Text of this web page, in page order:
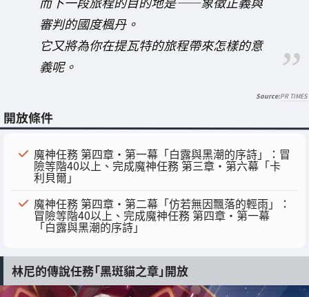
審判的國度楓丹。
它又將為你在提瓦特的旅程帶來怎樣的意
義呢。
PR TIMES
開放條件
魔神任務 第四章・第一幕「白露與黑潮的序詩」：冒
險等階40以上、完成魔神任務 第三章・第六幕「卡
利貝爾」
魔神任務 第四章・第二幕「仿若無因飄落的輕雨」：
冒險等階40以上、完成魔神任務 第四章・第一幕
「白露與黑潮的序詩」
林尼的傳說任務「黑斑貓之章」開放